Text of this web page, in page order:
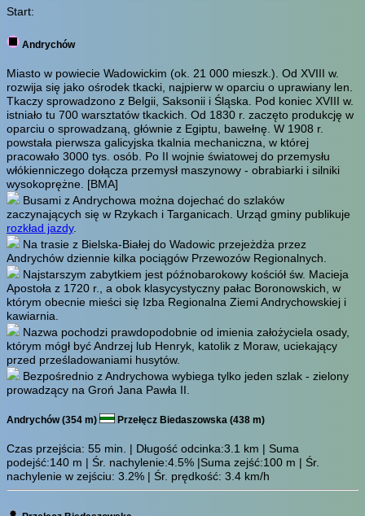
Start:
Andrychów
Miasto w powiecie Wadowickim (ok. 21 000 mieszk.). Od XVIII w.
rozwija się jako ośrodek tkacki, najpierw w oparciu o uprawiany len.
Tkaczy sprowadzono z Belgii, Saksonii i Śląska. Pod koniec XVIII w.
istniało tu 700 warsztatów tkackich. Od 1830 r. zaczęto produkcję w
oparciu o sprowadzaną, głównie z Egiptu, bawełnę. W 1908 r.
powstała pierwsza galicyjska tkalnia mechaniczna, w której
pracowało 3000 tys. osób. Po II wojnie światowej do przemysłu
włókienniczego dołącza przemysł maszynowy - obrabiarki i silniki
wysokoprężne. [BMA]
Busami z Andrychowa można dojechać do szlaków
zaczynających się w Rzykach i Targanicach. Urząd gminy publikuje
rozkład jazdy.
Na trasie z Bielska-Białej do Wadowic przejeżdża przez
Andrychów dziennie kilka pociągów Przewozów Regionalnych.
Najstarszym zabytkiem jest późnobarokowy kościół św. Macieja
Apostoła z 1720 r., a obok klasycystyczny pałac Boronowskich, w
którym obecnie mieści się Izba Regionalna Ziemi Andrychowskiej i
kawiarnia.
Nazwa pochodzi prawdopodobnie od imienia założyciela osady,
którym mógł być Andrzej lub Henryk, katolik z Moraw, uciekający
przed prześladowaniami husytów.
Bezpośrednio z Andrychowa wybiega tylko jeden szlak - zielony
prowadzący na Groń Jana Pawła II.
Andrychów (354 m) Przełęcz Biedaszowska (438 m)
Czas przejścia: 55 min.
| Długość odcinka:3.1 km | Suma
podejść:140 m | Śr. nachylenie:4.5% |Suma zejść:100 m | Śr.
nachylenie w zejściu: 3.2% | Śr. prędkość: 3.4 km/h